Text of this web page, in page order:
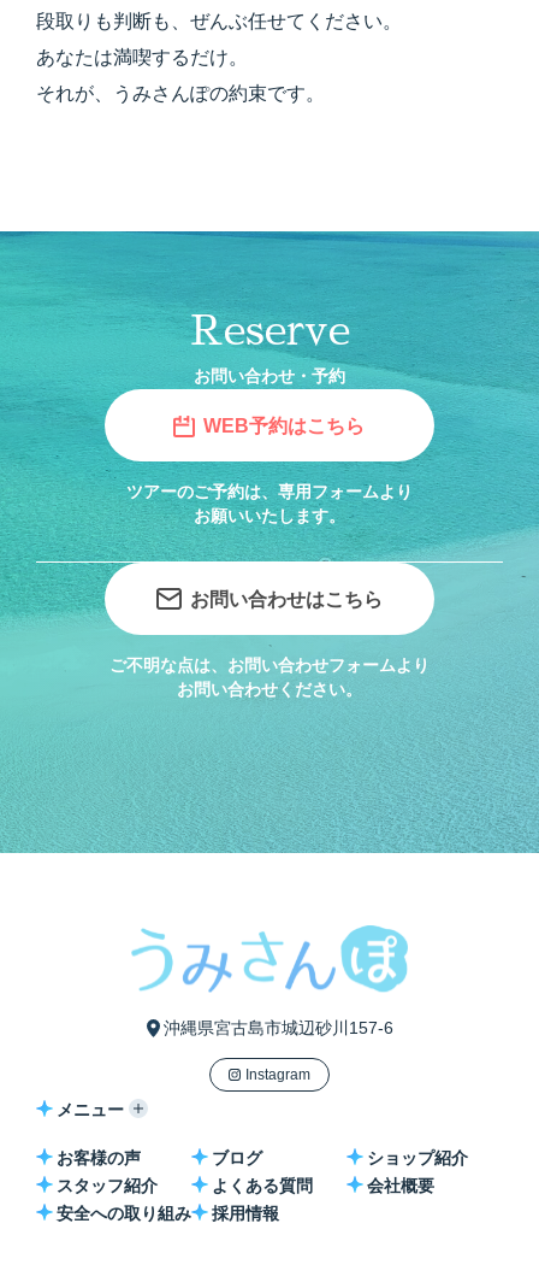
段取りも判断も、ぜんぶ任せてください。
あなたは満喫するだけ。
それが、うみさんぽの約束です。
Reserve
お問い合わせ・予約
WEB予約はこちら
ツアーのご予約は、専用フォームより
お願いいたします。
お問い合わせはこちら
ご不明な点は、お問い合わせフォームより
お問い合わせください。
沖縄県宮古島市城辺砂川157-6
Instagram
メニュー
お客様の声 ブログ
ショップ紹介
スタッフ紹介
よくある質問
会社概要
安全への取り組み
採用情報